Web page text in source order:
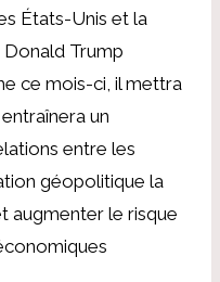
États-Unis et la
Donald Trump
ce mois-ci, il mettra
un
entre les
géopolitique la
augmenter le risque